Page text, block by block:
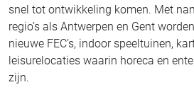
snel tot ontwikkeling komen. Met
regio’s als Antwerpen en Gent
nieuwe FEC’s, indoor speeltuinen,
leisurelocaties waarin horeca en
zijn.